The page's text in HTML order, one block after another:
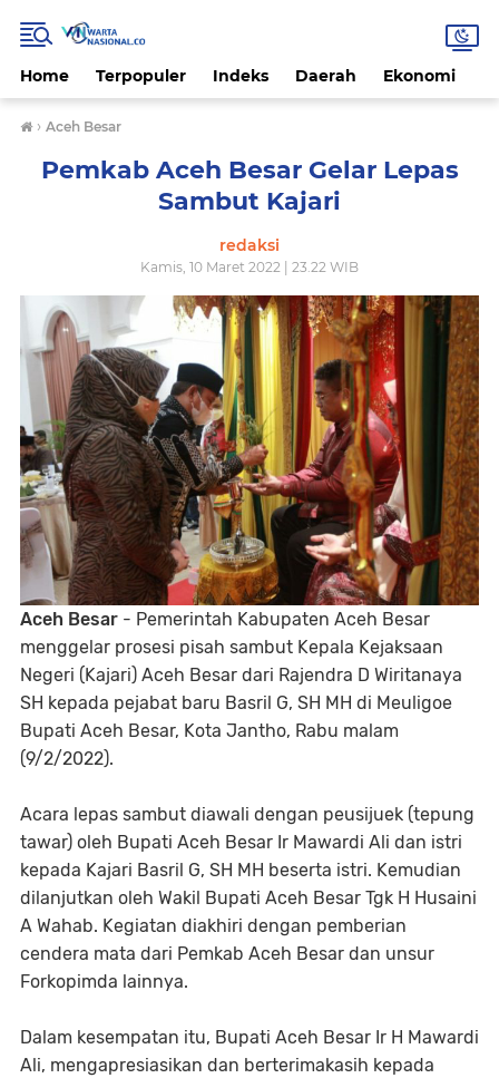
Home Terpopuler Indeks Daerah Ekonomi
› Aceh Besar
Pemkab Aceh Besar Gelar Lepas
Sambut Kajari
redaksi
Kamis, 10 Maret 2022 | 23.22 WIB
Aceh Besar - Pemerintah Kabupaten Aceh Besar
menggelar prosesi pisah sambut Kepala Kejaksaan
Negeri (Kajari) Aceh Besar dari Rajendra D Wiritanaya
SH kepada pejabat baru Basril G, SH MH di Meuligoe
Bupati Aceh Besar, Kota Jantho, Rabu malam
(9/2/2022).
Acara lepas sambut diawali dengan peusijuek (tepung
tawar) oleh Bupati Aceh Besar Ir Mawardi Ali dan istri
kepada Kajari Basril G, SH MH beserta istri. Kemudian
dilanjutkan oleh Wakil Bupati Aceh Besar Tgk H Husaini
A Wahab. Kegiatan diakhiri dengan pemberian
cendera mata dari Pemkab Aceh Besar dan unsur
Forkopimda lainnya.
Dalam kesempatan itu, Bupati Aceh Besar Ir H Mawardi
Ali, mengapresiasikan dan berterimakasih kepada